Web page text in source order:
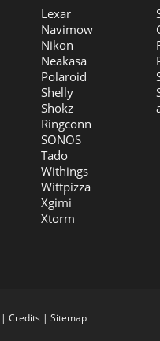
Lexar
Navimow
Nikon
Neakasa
Polaroid
Shelly
Shokz
Ringconn
SONOS
Tado
Withings
Wittpizza
Xgimi
Xtorm
| Credits | Sitemap